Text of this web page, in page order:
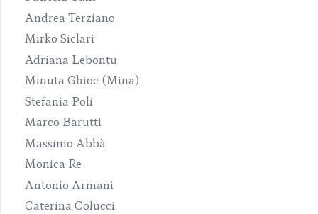
Andrea Terziano
Mirko Siclari
Adriana Lebontu
Minuta Ghioc (Mina)
Stefania Poli
Marco Barutti
Massimo Abbà
Monica Re
Antonio Armani
Caterina Colucci